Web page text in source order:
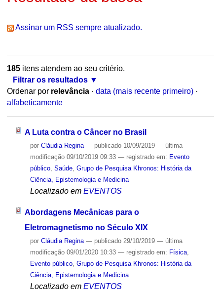
Assinar um RSS sempre atualizado.
185itens atendem ao seu critério.
Filtrar os resultados
Ordenar por relevância · data (mais recente primeiro) ·
alfabeticamente
A Luta contra o Câncer no Brasil
por Cláudia Regina — publicado10/09/2019 — última
modificação09/10/2019 09:33 — registrado em: Evento
público, Saúde, Grupo de Pesquisa Khronos: História da
Ciência, Epistemologia e Medicina
Localizado em EVENTOS
Abordagens Mecânicas para o
Eletromagnetismo no Século XIX
por Cláudia Regina — publicado29/10/2019 — última
modificação09/01/2020 10:33 — registrado em: Física,
Evento público, Grupo de Pesquisa Khronos: História da
Ciência, Epistemologia e Medicina
Localizado em EVENTOS